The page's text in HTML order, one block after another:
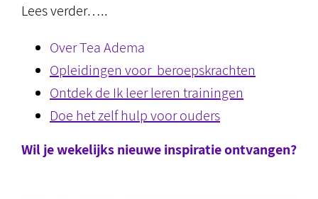
Lees verder…..
Over Tea Adema
Opleidingen voor beroepskrachten
Ontdek de Ik leer leren trainingen
Doe het zelf hulp voor ouders
Wil je wekelijks nieuwe inspiratie ontvangen?